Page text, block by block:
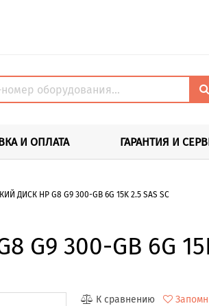
И ОПЛАТА ГАРАНТИЯ И
ДИСК HP G8 G9 300-GB 6G 15K 2.5 SAS SC
G9 300-GB 6G
К сравнению